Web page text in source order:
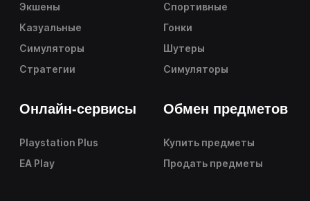
Экшены
Казуальные
Симуляторы
Стратегии
Спортивные
Гонки
Шутеры
Симуляторы
Онлайн-сервисы
Playstation Plus
EA Play
Обмен предметов
Купить предметы
Продать предметы